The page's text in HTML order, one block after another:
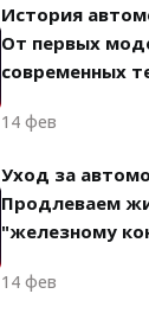
История
От первых
современных
14 фев
Уход за
Продлеваем
"железному
14 фев